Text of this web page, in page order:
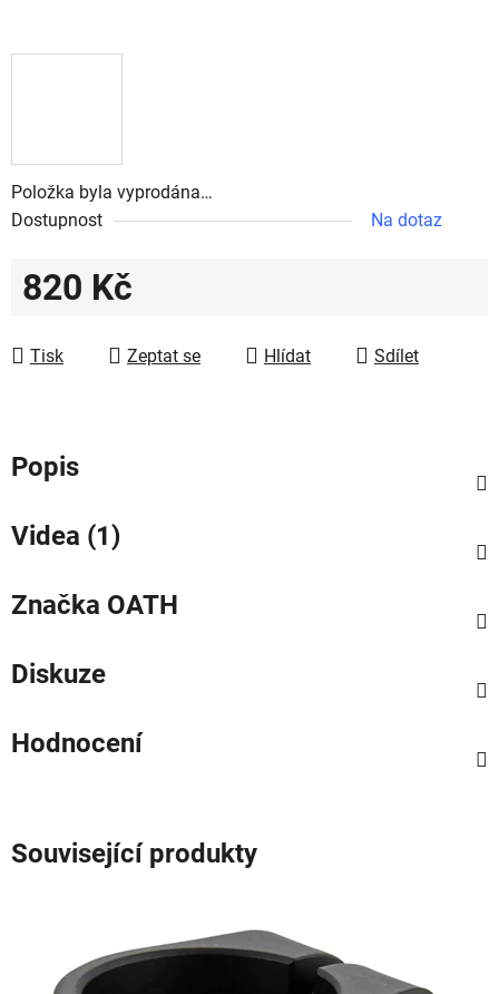
Položka byla vyprodána…
Dostupnost
Na dotaz
820 Kč
Tisk
Zeptat se Hlídat Sdílet
Popis
Videa (1)
Značka OATH
Diskuze
Hodnocení
Související produkty